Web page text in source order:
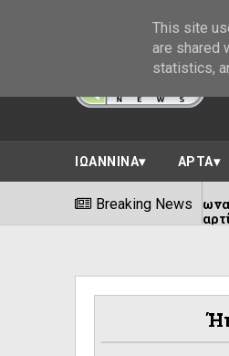
ΙΩΑΝΝΙΝΑ ΑΡΤΑ
Breaking News
«Ίωνα» του Ευριπίδη
This site
are shared
statistics,